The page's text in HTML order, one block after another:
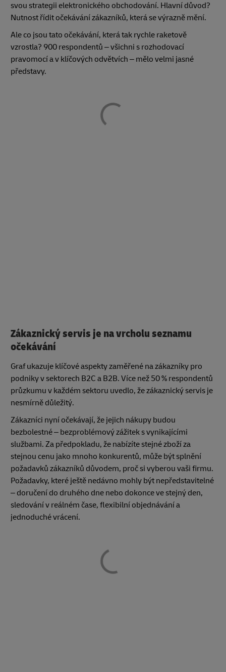
svou strategii elektronického obchodování. Hlavní důvod?
Nutnost řídit očekávání zákazníků, která se výrazně mění.
Ale co jsou tato očekávání, která tak rychle raketově
vzrostla? 900 respondentů – všichni s rozhodovací
pravomocí a v klíčových odvětvích – mělo velmi jasné
představy.
Zákaznický servis je na vrcholu seznamu
očekávání
Graf ukazuje klíčové aspekty zaměřené na zákazníky pro
podniky v sektorech B2C a B2B. Více než 50 % respondentů
průzkumu v každém sektoru uvedlo, že zákaznický servis je
nesmírně důležitý.
Zákazníci nyní očekávají, že jejich nákupy budou
bezbolestné – bezproblémový zážitek s vynikajícími
službami. Za předpokladu, že nabízíte stejné zboží za
stejnou cenu jako mnoho konkurentů, může být splnění
požadavků zákazníků důvodem, proč si vyberou vaši firmu.
Požadavky, které ještě nedávno mohly být nepředstavitelné
– doručení do druhého dne nebo dokonce ve stejný den,
sledování v reálném čase, flexibilní objednávání a
jednoduché vrácení.